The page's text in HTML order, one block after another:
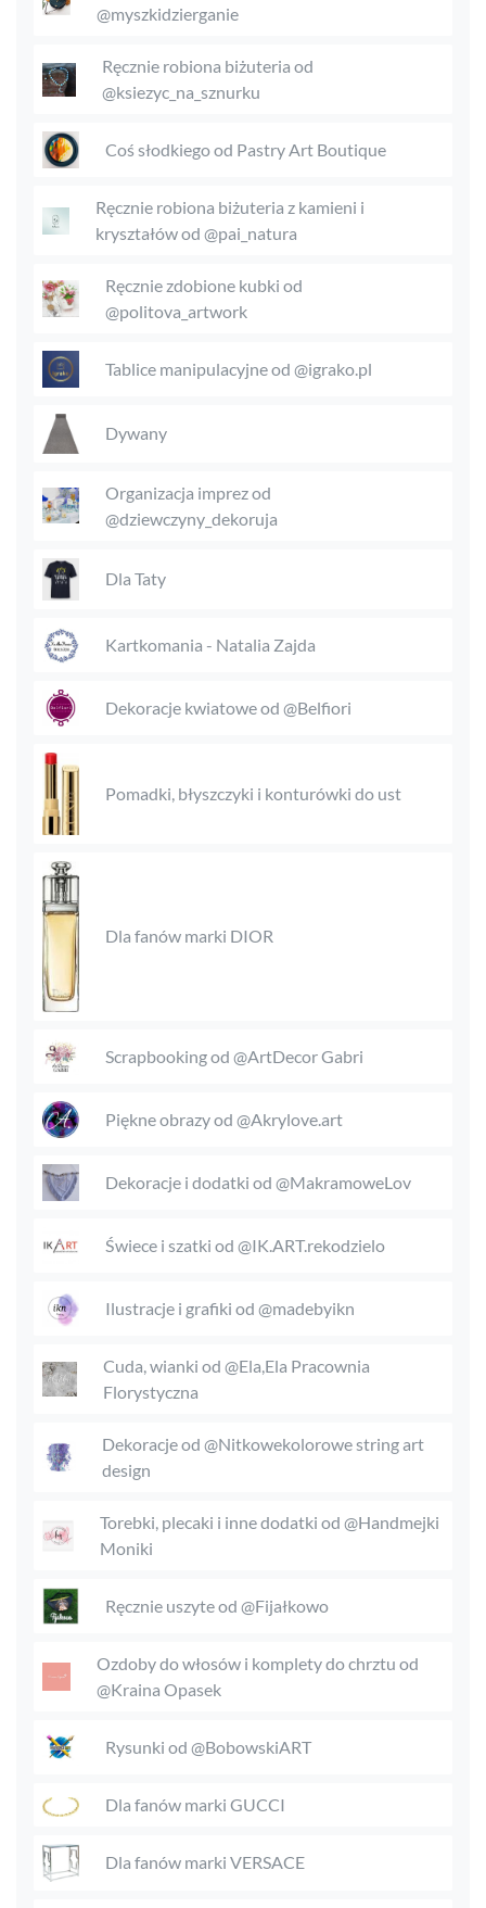
@myszkidzierganie
Ręcznie robiona biżuteria od
@ksiezyc_na_sznurku
Coś słodkiego od Pastry Art Boutique
Ręcznie robiona biżuteria z kamieni i
kryształów od @pai_natura
Ręcznie zdobione kubki od
@politova_artwork
Tablice manipulacyjne od @igrako.pl
Dywany
Organizacja imprez od
@dziewczyny_dekoruja
Dla Taty
Kartkomania - Natalia Zajda
Dekoracje kwiatowe od @Belfiori
Pomadki, błyszczyki i konturówki do ust
Dla fanów marki DIOR
Scrapbooking od @ArtDecor Gabri
Piękne obrazy od @Akrylove.art
Dekoracje i dodatki od @MakramoweLov
Świece i szatki od @IK.ART.rekodzielo
Ilustracje i grafiki od @madebyikn
Cuda, wianki od @Ela,Ela Pracownia
Florystyczna
Dekoracje od @Nitkowekolorowe string art
design
Torebki, plecaki i inne dodatki od @Handmejki
Moniki
Ręcznie uszyte od @Fijałkowo
Ozdoby do włosów i komplety do chrztu od
@Kraina Opasek
Rysunki od @BobowskiART
Dla fanów marki GUCCI
Dla fanów marki VERSACE